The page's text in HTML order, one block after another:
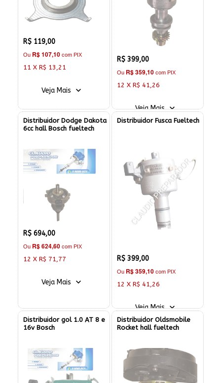
R$ 119,00
Ou R$ 107,10com PIX
11 X R$ 13,21
Veja Mais
R$ 399,00
Ou R$ 359,10com PIX
12 X R$ 41,26
Veja Mais
Distribuidor Dodge Dakota
6cc hall Bosch fueltech
R$ 694,00
Ou R$ 624,60com PIX
12 X R$ 71,77
Veja Mais
Distribuidor Fusca Fueltech
R$ 399,00
Ou R$ 359,10com PIX
12 X R$ 41,26
Veja Mais
Distribuidor gol 1.0 AT 8 e
16v Bosch
Distribuidor Oldsmobile
Rocket hall fueltech